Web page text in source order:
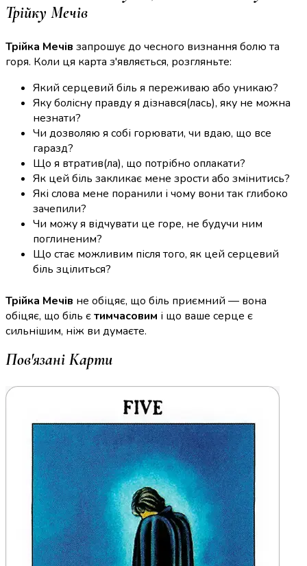
Трійку Мечів
Трійка Мечів запрошує до чесного визнання болю та
горя. Коли ця карта з'являється, розгляньте:
Який серцевий біль я переживаю або уникаю?
Яку болісну правду я дізнався(лась), яку не можна
незнати?
Чи дозволяю я собі горювати, чи вдаю, що все
гаразд?
Що я втратив(ла), що потрібно оплакати?
Як цей біль закликає мене зрости або змінитись?
Які слова мене поранили і чому вони так глибоко
зачепили?
Чи можу я відчувати це горе, не будучи ним
поглиненим?
Що стає можливим після того, як цей серцевий
біль зцілиться?
Трійка Мечів не обіцяє, що біль приємний — вона
обіцяє, що біль єтимчасовим і що ваше серце є
сильнішим, ніж ви думаєте.
Пов'язані Карти